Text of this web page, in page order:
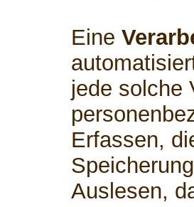
Eine
jede solche
Erfassen,
Auslesen,